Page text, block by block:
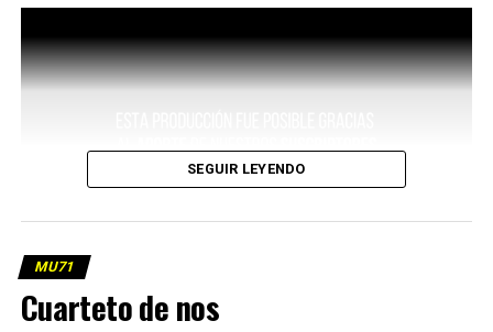
SEGUIR LEYENDO
MU71
Cuarteto de nos